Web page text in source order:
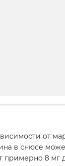
от
в снюсе
примерно 8